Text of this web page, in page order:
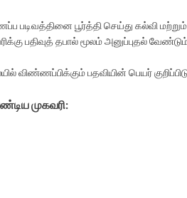
பூர்த்தி செய்து கல்வி
பதிவுத் தபால் மூலம் அனுப்புதல்
விண்ணப்பிக்கும் பதவியின் பெயர்
முகவரி: